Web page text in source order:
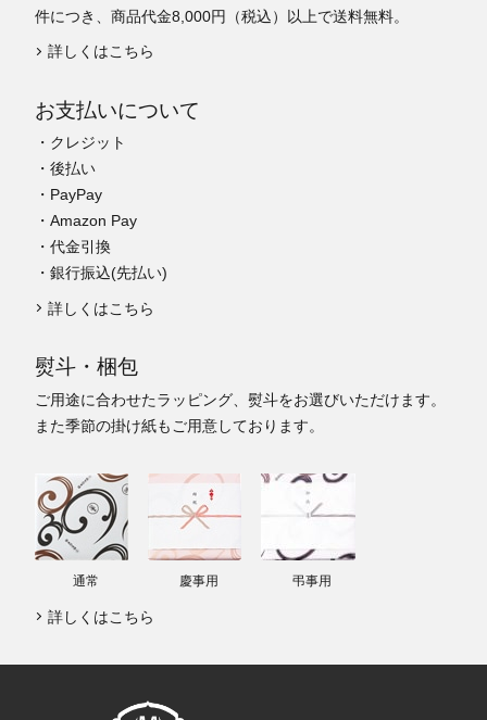
件につき、商品代金8,000円（税込）以上で送料無料。
詳しくはこちら
お支払いについて
・クレジット
・後払い
・PayPay
・Amazon Pay
・代金引換
・銀行振込(先払い)
詳しくはこちら
熨斗・梱包
ご用途に合わせたラッピング、熨斗をお選びいただけます。
また季節の掛け紙もご用意しております。
通常 慶事用 弔事用
詳しくはこちら